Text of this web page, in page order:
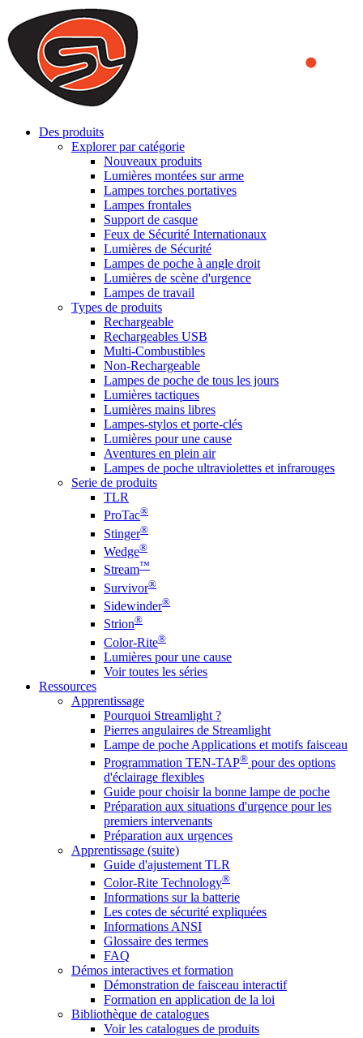
We use cookies to ensure that we provide you the best experience
on our website. By continuing to browse this website, you accept
that cookies are used to help us analyze how the website is used and
to offer you a better experience. To learn more or to find out how
you can disable cookies, you can access our
Des produits
Explorer par catégorie
Nouveaux produits
Lumières montées sur arme
Lampes torches portatives
Lampes frontales
Support de casque
Feux de Sécurité Internationaux
Lumières de Sécurité
Lampes de poche à angle droit
Lumières de scène d'urgence
Lampes de travail
Types de produits
Rechargeable
Rechargeables USB
Multi-Combustibles
Non-Rechargeable
Lampes de poche de tous les jours
Lumières tactiques
Lumières mains libres
Lampes-stylos et porte-clés
Lumières pour une cause
Aventures en plein air
Lampes de poche ultraviolettes et infrarouges
Serie de produits
TLR
ProTac®
Stinger®
Wedge®
Stream™
Survivor®
Sidewinder®
Strion®
Color-Rite®
Lumières pour une cause
Voir toutes les séries
Ressources
Apprentissage
Pourquoi Streamlight ?
Pierres angulaires de Streamlight
Lampe de poche Applications et motifs faisceau
Programmation TEN-TAP® pour des options
d'éclairage flexibles
Guide pour choisir la bonne lampe de poche
Préparation aux situations d'urgence pour les
premiers intervenants
Préparation aux urgences
Apprentissage (suite)
Guide d'ajustement TLR
Color-Rite Technology®
Informations sur la batterie
Les cotes de sécurité expliquées
Informations ANSI
Glossaire des termes
FAQ
Démos interactives et formation
Démonstration de faisceau interactif
Formation en application de la loi
Bibliothèque de catalogues
Voir les catalogues de produits